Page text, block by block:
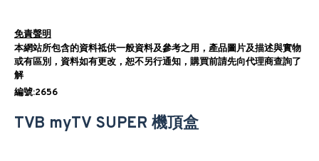
免責聲明
本網站所包含的資料祗供一般資料及參考之用，產品圖片及描述與實物
或有區別，資料如有更改，恕不另行通知，購買前請先向代理商查詢了
解
編號:2656
TVB myTV SUPER 機頂盒